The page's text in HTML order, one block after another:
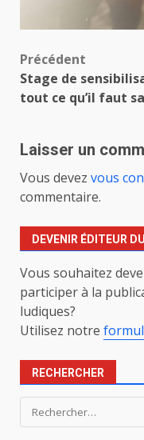
Navigation
d’article
Précédent
Stage de
tout ce qu’il faut
Laisser un
Vous devez vous
commentaire.
DEVENIR ÉDITEUR
Vous souhaitez
participer à la
ludiques?
Utilisez notre
RECHERCHER
Rechercher :